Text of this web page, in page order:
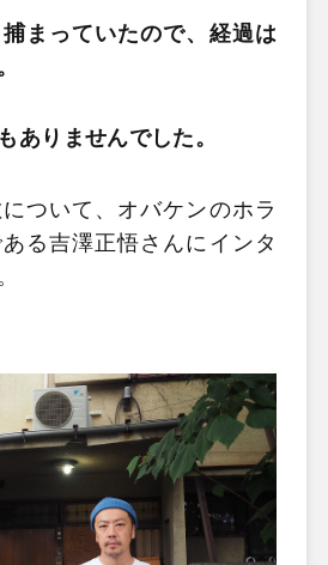
まっていたので、経過は
ありませんでした。
ついて、オバケンのホラ
る吉澤正悟さんにインタ